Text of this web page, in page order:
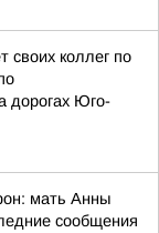
коллег по
дорогах Юго-
мать Анны
сообщения